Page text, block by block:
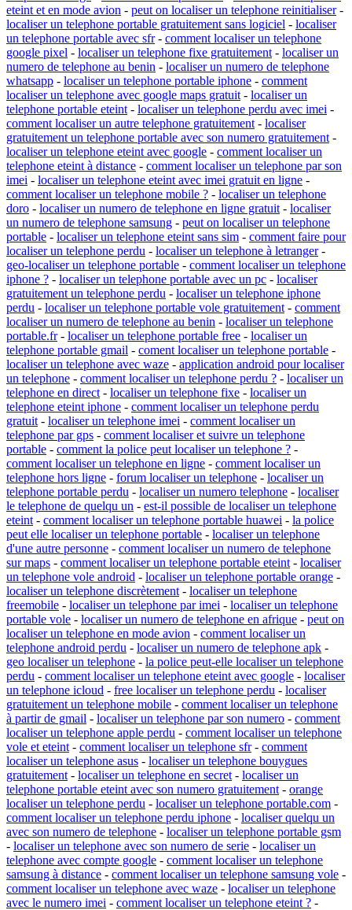
eteint et en mode avion - peut on localiser un telephone reinitialiser-
localiser un telephone portable gratuitement sans logiciel - localiser
un telephone portable avec sfr- comment localiser un telephone
google pixel - localiser un telephone fixe gratuitement - localiser un
numero de telephone au benin - localiser un numero de telephone
whatsapp - localiser un telephone portable iphone - comment
localiser un telephone avec google maps gratuit - localiser un
telephone portable eteint - localiser un telephone perdu avec imei -
comment localiser un autre telephone gratuitement - localiser
gratuitement un telephone portable avec son numero gratuitement -
localiser un telephone eteint avec google - comment localiser un
telephone eteint à distance - comment localiser un telephone par son
imei - localiser un telephone eteint avec imei gratuit en ligne -
comment localiser un telephone mobile ? - localiser un telephone
doro - localiser un numero de telephone en ligne gratuit - localiser
un numero de telephone samsung - peut on localiser un telephone
portable - localiser un telephone eteint sans sim - comment faire pour
localiser un telephone perdu - localiser un telephone à letranger-
geo-localiser un telephone portable - comment localiser un telephone
iphone ? - localiser un telephone portable avec un pc - localiser
gratuitement un telephone perdu - localiser un telephone iphone
perdu - localiser un telephone portable vole gratuitement - comment
localiser un numero de telephone au benin - localiser un telephone
portable.fr- localiser un telephone portable free - localiser un
telephone portable gmail - coment localiser un telephone portable -
localiser un telephone avec waze - application android pour localiser
un telephone - comment localiser un telephone perdu ? - localiser un
telephone en direct - localiser un telephone fixe - localiser un
telephone eteint iphone - comment localiser un telephone perdu
gratuit - localiser un telephone imei - comment localiser un
telephone par gps - comment localiser et suivre un telephone
portable - comment la police peut localiser un telephone ? -
comment localiser un telephone en ligne - comment localiser un
telephone hors ligne - forum localiser un telephone - localiser un
telephone portable perdu - localiser un numero telephone - localiser
le telephone de quelqu un - est-il possible de localiser un telephone
eteint - comment localiser un telephone portable huawei - la police
peut elle localiser un telephone portable - localiser un telephone
d'une autre personne - comment localiser un numero de telephone
sur maps - comment localiser un telephone portable eteint - localiser
un telephone vole android - localiser un telephone portable orange -
localiser un telephone discrètement - localiser un telephone
freemobile - localiser un telephone par imei - localiser un telephone
portable vole - localiser un numero de telephone en afrique - peut on
localiser un telephone en mode avion - comment localiser un
telephone android perdu - localiser un numero de telephone apk -
geo localiser un telephone - la police peut-elle localiser un telephone
perdu - comment localiser un telephone eteint avec google - localiser
un telephone icloud - free localiser un telephone perdu - localiser
gratuitement un telephone mobile - comment localiser un telephone
à partir de gmail - localiser un telephone par son numero - comment
localiser un telephone apple perdu - comment localiser un telephone
vole et eteint - comment localiser un telephone sfr- comment
localiser un telephone asus - localiser un telephone bouygues
gratuitement - localiser un telephone en secret - localiser un
telephone portable eteint avec son numero gratuitement - orange
localiser un telephone perdu - localiser un telephone portable.com -
comment localiser un telephone perdu iphone - localiser quelqu un
avec son numero de telephone - localiser un telephone portable gsm
- localiser un telephone avec son numero de serie - localiser un
telephone avec compte google - comment localiser un telephone
samsung à distance - comment localiser un telephone samsung vole -
comment localiser un telephone avec waze - localiser un telephone
avec le numero imei - comment localiser un telephone eteint ? -